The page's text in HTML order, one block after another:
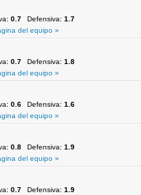
0.7 Defensiva: 1.7
del equipo »
0.7 Defensiva: 1.8
del equipo »
0.6 Defensiva: 1.6
del equipo »
0.8 Defensiva: 1.9
del equipo »
0.7 Defensiva: 1.9